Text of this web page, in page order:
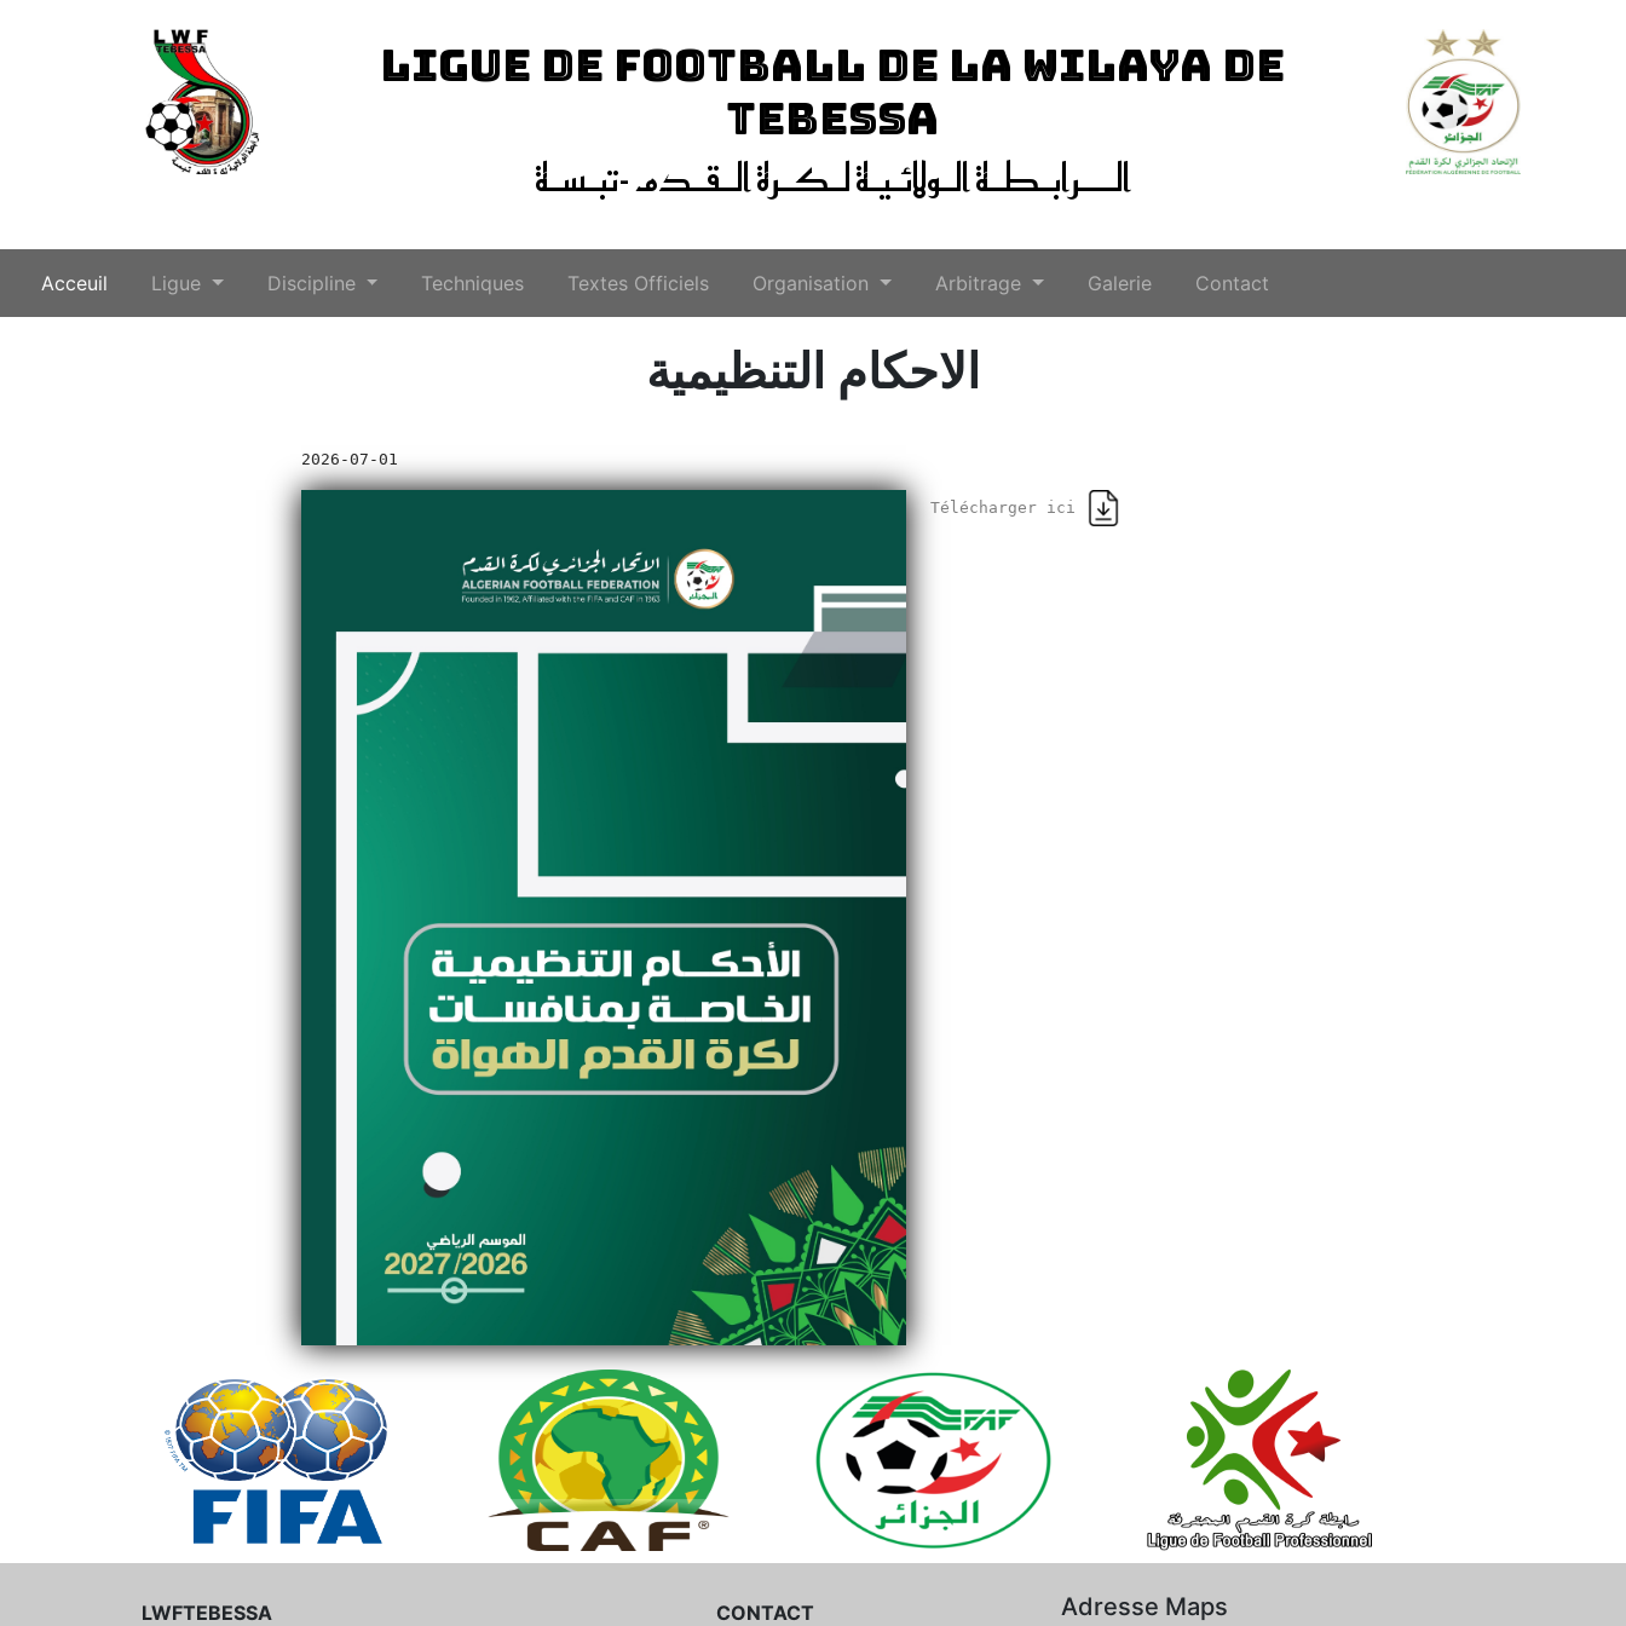
LIGUE DE FOOTBALL DE LA WILAYA DE
TEBESSA
الـــرابـطـة الـولائـيـة لـكـرة الـقـدم -تبـسـة
Acceuil (current)
Ligue Discipline Techniques Textes Officiels Organisation Arbitrage Galerie Contact
الاحكام التنظيمية
2026-07-01
Télécharger ici
LWFTEBESSA CONTACT Adresse Maps